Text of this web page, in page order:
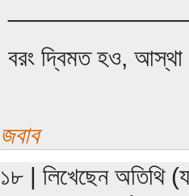
বরং দ্বিমত হও, আস্থা
জবাব
১৮ | লিখেছেন অতিথি